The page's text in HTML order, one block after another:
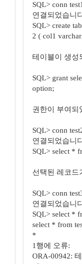
SQL> conn
연결되었습니
SQL> create
2 ( col1
테이블이 생성
SQL> grant
option;
권한이 부여되
SQL> conn
연결되었습니
SQL> select *
선택된 레코드
SQL> conn
연결되었습니
SQL> select *
select * from
*
1행에 오류:
ORA-00942: